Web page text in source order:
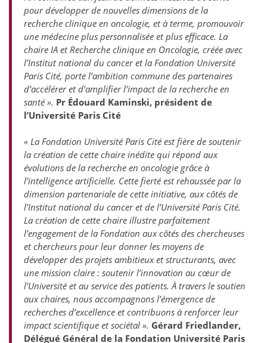
pour développer de nouvelles dimensions de la
recherche clinique en oncologie, et à terme, promouvoir
une médecine plus personnalisée et plus efficace. La
chaire IA et Recherche clinique en Oncologie, créée avec
l’Institut national du cancer et la Fondation Université
Paris Cité, porte l’ambition commune des partenaires
d’accélérer et d’amplifier l’impact de la recherche en
santé ». Pr Édouard Kaminski, président de
l’Université Paris Cité
« La Fondation Université Paris Cité est fière de soutenir
la création de cette chaire inédite qui répond aux
évolutions de la recherche en oncologie grâce à
l’intelligence artificielle. Cette fierté est rehaussée par la
dimension partenariale de cette initiative, aux côtés de
l’Institut national du cancer et de l’Université Paris Cité.
La création de cette chaire illustre parfaitement
l’engagement de la Fondation aux côtés des chercheuses
et chercheurs pour leur donner les moyens de
développer des projets ambitieux et structurants, avec
une mission claire : soutenir l’innovation au cœur de
l’Université et au service des patients. À travers le soutien
aux chaires, nous accompagnons l’émergence de
recherches d’excellence et contribuons à renforcer leur
impact scientifique et sociétal ». Gérard Friedlander,
Délégué Général de la Fondation Université Paris